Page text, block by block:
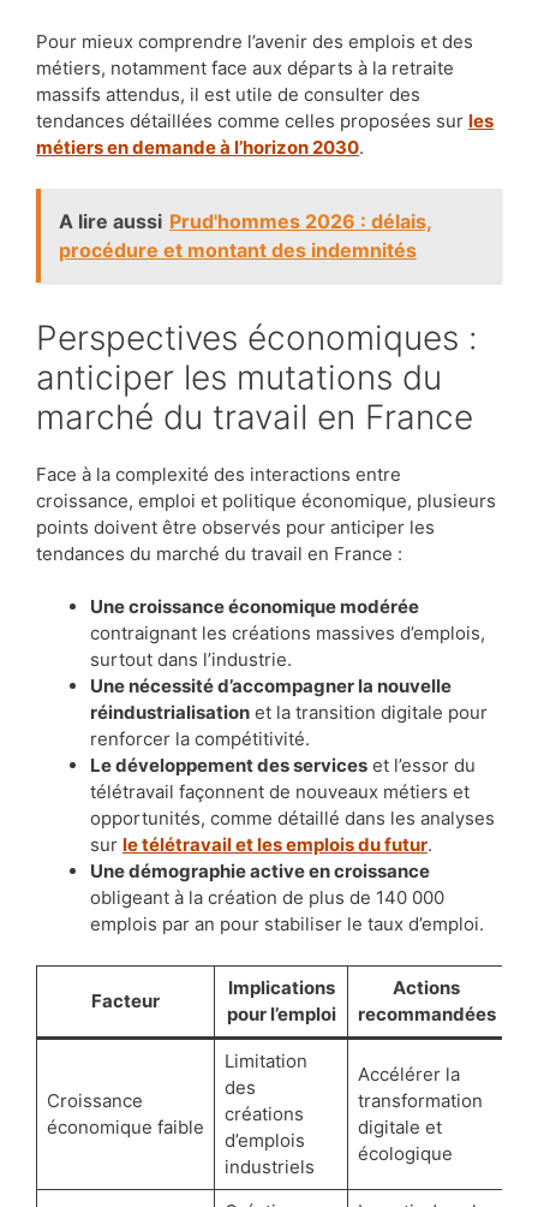
Pour mieux comprendre l’avenir des emplois et des
métiers, notamment face aux départs à la retraite
massifs attendus, il est utile de consulter des
tendances détaillées comme celles proposées sur les
métiers en demande à l’horizon 2030.
A lire aussi Prud'hommes 2026 : délais,
procédure et montant des indemnités
Perspectives économiques :
anticiper les mutations du
marché du travail en France
Face à la complexité des interactions entre
croissance, emploi et politique économique, plusieurs
points doivent être observés pour anticiper les
tendances du marché du travail en France :
Une croissance économique modérée
contraignant les créations massives d’emplois,
surtout dans l’industrie.
Une nécessité d’accompagner la nouvelle
réindustrialisation et la transition digitale pour
renforcer la compétitivité.
Le développement des services et l’essor du
télétravail façonnent de nouveaux métiers et
opportunités, comme détaillé dans les analyses
sur le télétravail et les emplois du futur.
Une démographie active en croissance
obligeant à la création de plus de 140 000
emplois par an pour stabiliser le taux d’emploi.
Facteur
Implications
pour l’emploi
Actions
recommandées
Croissance
économique faible
Limitation
des
créations
d’emplois
industriels
Accélérer la
transformation
digitale et
écologique